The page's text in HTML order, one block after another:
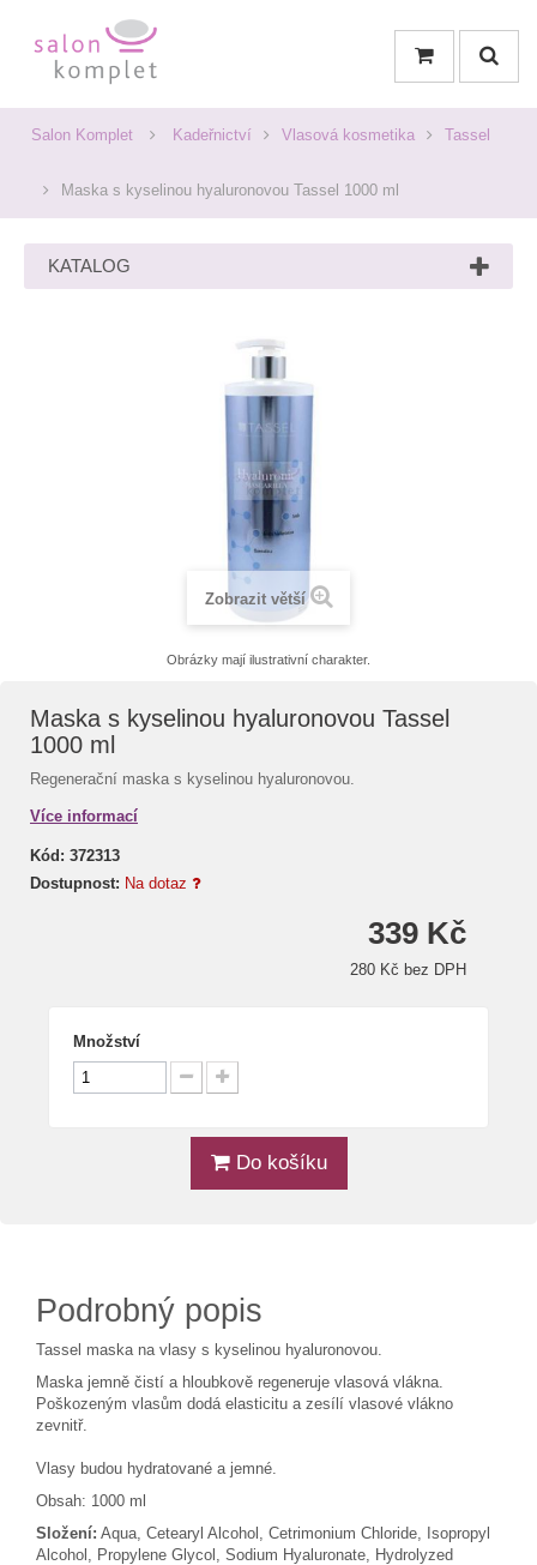
Salon Komplet Kadeřnictví Vlasová kosmetika Tassel
Maska s kyselinou hyaluronovou Tassel 1000 ml
KATALOG
Zobrazit větší
Obrázky mají ilustrativní charakter.
Maska s kyselinou hyaluronovou Tassel
1000 ml
Regenerační maska s kyselinou hyaluronovou.
Více informací
Kód: 372313
Dostupnost: Na dotaz
339 Kč
280 Kč bez DPH
Množství
Do košíku
Podrobný popis
Tassel maska na vlasy s kyselinou hyaluronovou.
Maska jemně čistí a hloubkově regeneruje vlasová vlákna.
Poškozeným vlasům dodá elasticitu a zesílí vlasové vlákno
zevnitř.
Vlasy budou hydratované a jemné.
Obsah: 1000 ml
Složení: Aqua, Cetearyl Alcohol, Cetrimonium Chloride, Isopropyl
Alcohol, Propylene Glycol, Sodium Hyaluronate, Hydrolyzed